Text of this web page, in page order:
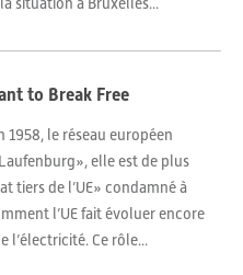
to Break Free
1958, le réseau européen
elle est de plus
tiers de l’UE» condamné à
l’UE fait évoluer encore
l’électricité. Ce rôle...